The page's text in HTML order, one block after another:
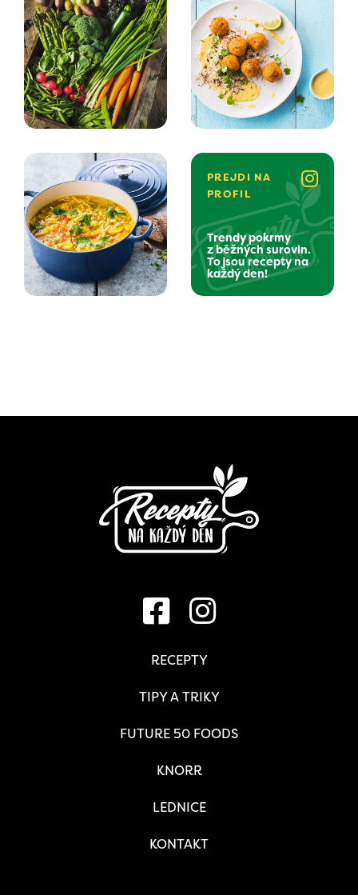
PREJDI NA
PROFIL
Trendy pokrmy
z běžných surovin.
To jsou recepty na
každý den!
RECEPTY
TIPY A TRIKY
FUTURE 50 FOODS
KNORR
LEDNICE
KONTAKT